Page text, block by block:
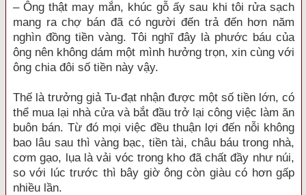
– Ông thật may mắn, khúc gỗ ấy sau khi tôi rửa sạch
mang ra chợ bán đã có người đến trả đến hơn năm
nghìn đồng tiền vàng. Tôi nghĩ đây là phước báu của
ông nên không dám một mình hưởng trọn, xin cùng với
ông chia đôi số tiền này vậy.
Thế là trưởng giả Tu-đạt nhận được một số tiền lớn, có
thể mua lại nhà cửa và bắt đầu trở lại công việc làm ăn
buôn bán. Từ đó mọi việc đều thuận lợi đến nỗi không
bao lâu sau thì vàng bạc, tiền tài, châu báu trong nhà,
cơm gạo, lụa là vải vóc trong kho đã chất đầy như núi,
so với lúc trước thì bây giờ ông còn giàu có hơn gấp
nhiều lần.